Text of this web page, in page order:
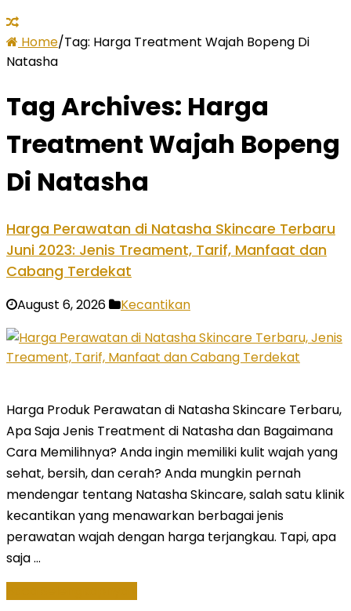
Home/Tag: Harga Treatment Wajah Bopeng Di
Natasha
Tag Archives: Harga
Treatment Wajah Bopeng
Di Natasha
Harga Perawatan di Natasha Skincare Terbaru
Juni 2023: Jenis Treament, Tarif, Manfaat dan
Cabang Terdekat
August 6, 2026 Kecantikan
Harga Produk Perawatan di Natasha Skincare Terbaru,
Apa Saja Jenis Treatment di Natasha dan Bagaimana
Cara Memilihnya? Anda ingin memiliki kulit wajah yang
sehat, bersih, dan cerah? Anda mungkin pernah
mendengar tentang Natasha Skincare, salah satu klinik
kecantikan yang menawarkan berbagai jenis
perawatan wajah dengan harga terjangkau. Tapi, apa
saja …